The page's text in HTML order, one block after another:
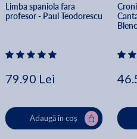
Limba spaniola fara
profesor - Paul Teodorescu
79.90 Lei
Adaugă în coș